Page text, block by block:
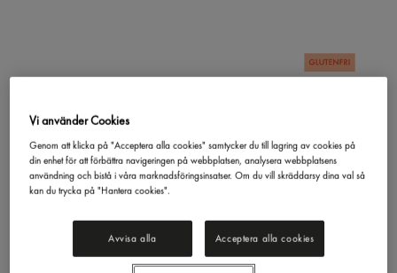
Super Crunch 9,5mm Frysta
Aviko2,5kg
EAN: 8710449938278
Generell produktinfo
Vi använder Cookies
Genom att klicka på "Acceptera alla cookies" samtycker du till lagring av cookies på
din enhet för att förbättra navigeringen på webbplatsen, analysera webbplatsens
användning och bistå i våra marknadsföringsinsatser. Om du vill skräddarsy dina val så
kan du trycka på "Hantera cookies".
Avvisa alla Acceptera alla cookies